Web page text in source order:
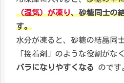
（湿気）が凍り、砂糖同士の
す。
水分が凍ると、砂糖の結晶同
「接着剤」のような役割がな
バラになりやすくなる
のです